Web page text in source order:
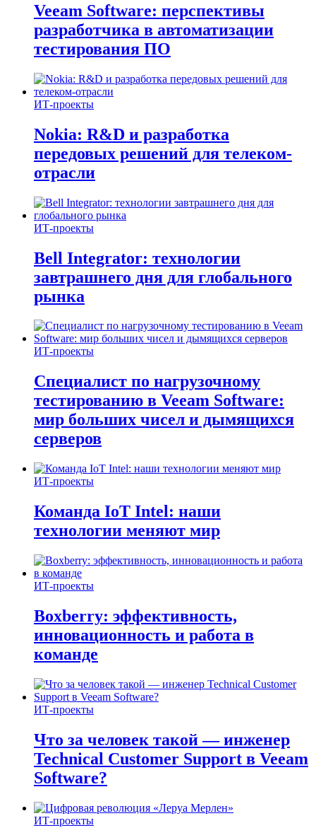
Veeam Software: перспективы
разработчика в автоматизации
тестирования ПО
ИТ-проекты
Nokia: R&D и разработка
передовых решений для телеком-
отрасли
ИТ-проекты
Bell Integrator: технологии
завтрашнего дня для глобального
рынка
ИТ-проекты
Специалист по нагрузочному
тестированию в Veeam Software:
мир больших чисел и дымящихся
серверов
ИТ-проекты
Команда IoT Intel: наши
технологии меняют мир
ИТ-проекты
Boxberry: эффективность,
инновационность и работа в
команде
ИТ-проекты
Что за человек такой — инженер
Technical Customer Support в Veeam
Software?
ИТ-проекты